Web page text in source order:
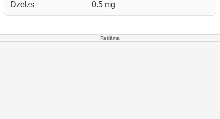
Dzelzs 0.5 mg
Reklāma